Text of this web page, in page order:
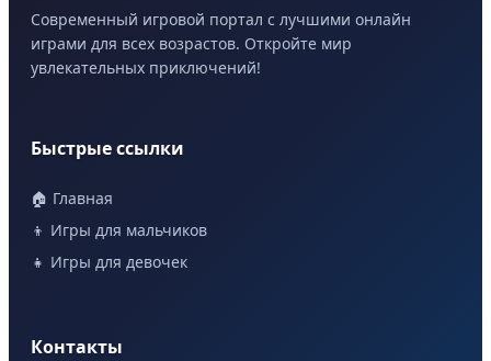
Современный игровой портал с лучшими онлайн
играми для всех возрастов. Откройте мир
увлекательных приключений!
Быстрые ссылки
🏠 Главная
👦 Игры для мальчиков
👧 Игры для девочек
Контакты